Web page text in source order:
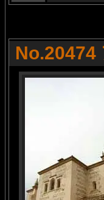
No.20474